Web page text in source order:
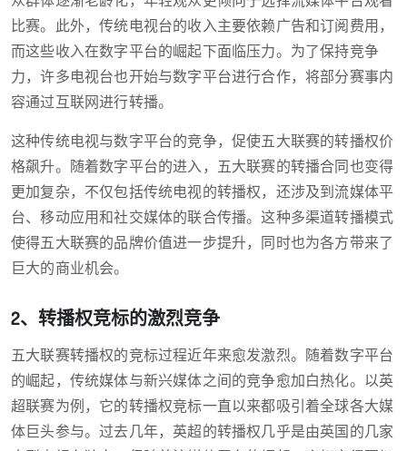
比赛。此外，传统电视台的收入主要依赖广告和订阅费用，
而这些收入在数字平台的崛起下面临压力。为了保持竞争
力，许多电视台也开始与数字平台进行合作，将部分赛事内
容通过互联网进行转播。
这种传统电视与数字平台的竞争，促使五大联赛的转播权价
格飙升。随着数字平台的进入，五大联赛的转播合同也变得
更加复杂，不仅包括传统电视的转播权，还涉及到流媒体平
台、移动应用和社交媒体的联合传播。这种多渠道转播模式
使得五大联赛的品牌价值进一步提升，同时也为各方带来了
巨大的商业机会。
2、转播权竞标的激烈竞争
五大联赛转播权的竞标过程近年来愈发激烈。随着数字平台
的崛起，传统媒体与新兴媒体之间的竞争愈加白热化。以英
超联赛为例，它的转播权竞标一直以来都吸引着全球各大媒
体巨头参与。过去几年，英超的转播权几乎是由英国的几家